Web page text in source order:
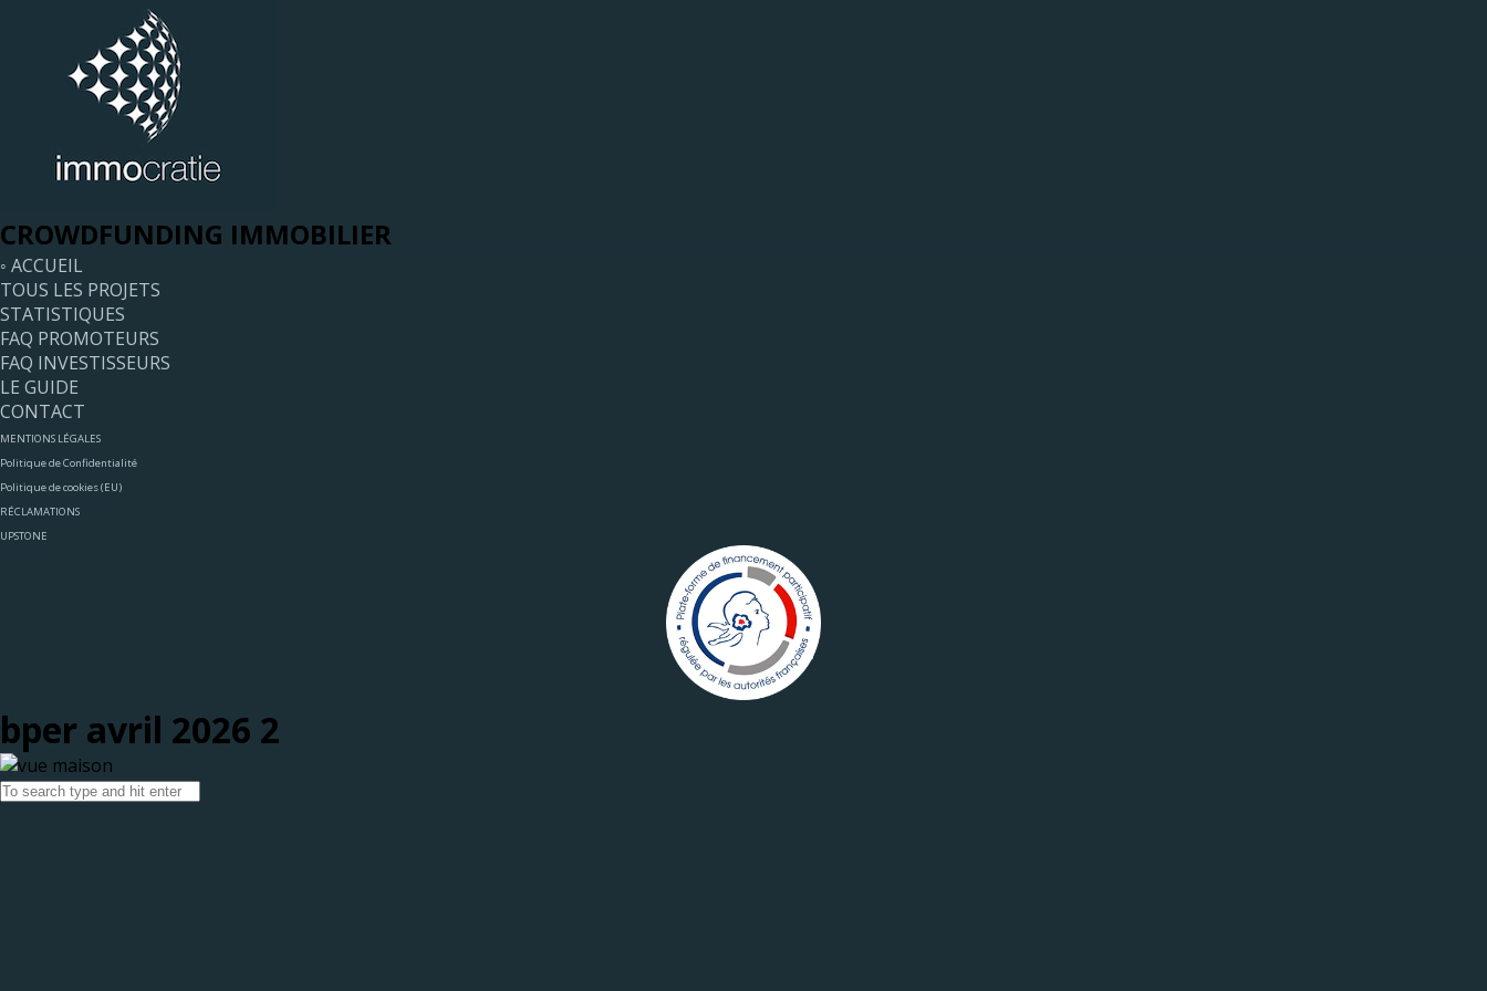
CROWDFUNDING IMMOBILIER
◦ ACCUEIL
TOUS LES PROJETS
STATISTIQUES
FAQ PROMOTEURS
FAQ INVESTISSEURS
LE GUIDE
CONTACT
MENTIONS LÉGALES
Politique de Confidentialité
Politique de cookies (EU)
RÉCLAMATIONS
UPSTONE
bper avril 2026 2